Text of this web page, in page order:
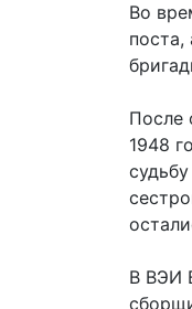
Во
поста,
После
1948
В ВЭИ